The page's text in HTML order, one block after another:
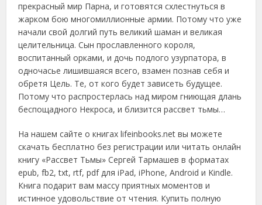
прекрасный мир Парна, и готовятся схлестнуться в
жарком бою многомиллионные армии. Потому что уже
начали свой долгий путь великий шаман и великая
целительница. Сын прославленного короля,
воспитанный орками, и дочь подлого узурпатора, в
одночасье лишившаяся всего, взамен познав себя и
обретя Цель. Те, от кого будет зависеть будущее.
Потому что распростерлась над миром гниющая длань
беспощадного Некроса, и близится рассвет тьмы…
На нашем сайте о книгах lifeinbooks.net вы можете
скачать бесплатно без регистрации или читать онлайн
книгу «Рассвет Тьмы» Сергей Тармашев в форматах
epub, fb2, txt, rtf, pdf для iPad, iPhone, Android и Kindle.
Книга подарит вам массу приятных моментов и
истинное удовольствие от чтения. Купить полную